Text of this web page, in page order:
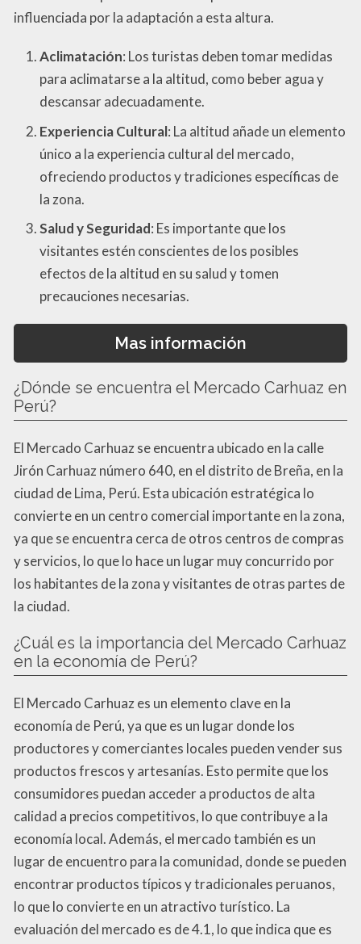
influenciada por la adaptación a esta altura.
Aclimatación: Los turistas deben tomar medidas
para aclimatarse a la altitud, como beber agua y
descansar adecuadamente.
Experiencia Cultural: La altitud añade un elemento
único a la experiencia cultural del mercado,
ofreciendo productos y tradiciones específicas de
la zona.
Salud y Seguridad: Es importante que los
visitantes estén conscientes de los posibles
efectos de la altitud en su salud y tomen
precauciones necesarias.
Mas información
¿Dónde se encuentra el Mercado Carhuaz en
Perú?
El Mercado Carhuaz se encuentra ubicado en la calle
Jirón Carhuaz número 640, en el distrito de Breña, en la
ciudad de Lima, Perú. Esta ubicación estratégica lo
convierte en un centro comercial importante en la zona,
ya que se encuentra cerca de otros centros de compras
y servicios, lo que lo hace un lugar muy concurrido por
los habitantes de la zona y visitantes de otras partes de
la ciudad.
¿Cuál es la importancia del Mercado Carhuaz
en la economía de Perú?
El Mercado Carhuaz es un elemento clave en la
economía de Perú, ya que es un lugar donde los
productores y comerciantes locales pueden vender sus
productos frescos y artesanías. Esto permite que los
consumidores puedan acceder a productos de alta
calidad a precios competitivos, lo que contribuye a la
economía local. Además, el mercado también es un
lugar de encuentro para la comunidad, donde se pueden
encontrar productos típicos y tradicionales peruanos,
lo que lo convierte en un atractivo turístico. La
evaluación del mercado es de 4.1, lo que indica que es